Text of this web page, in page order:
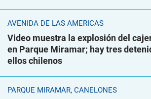
AVENIDA DE LAS AMÉRICAS
Video muestra la explosión del
en Parque Miramar; hay tres
ellos chilenos
PARQUE MIRAMAR, CANELONES